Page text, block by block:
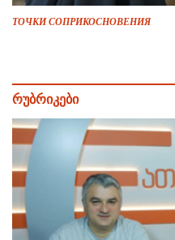
ТОЧКИ СОПРИКОСНОВЕНИЯ
რუბრიკები